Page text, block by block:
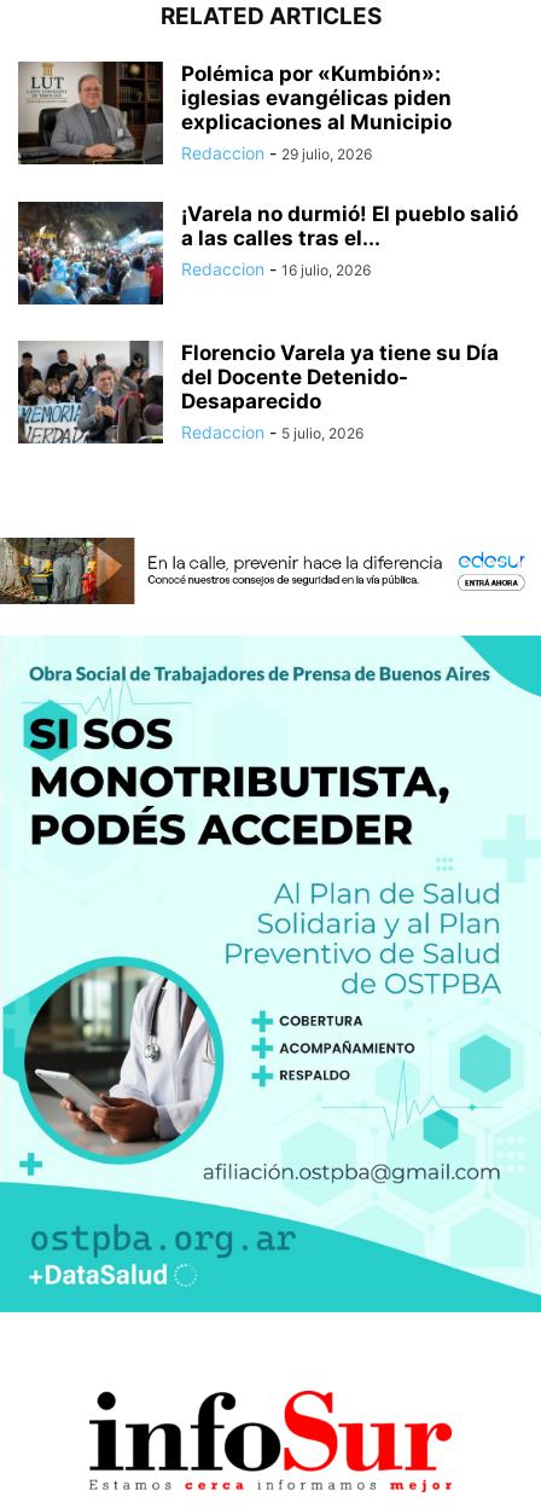
RELATED ARTICLES
Polémica por «Kumbión»:
iglesias evangélicas piden
explicaciones al Municipio
Redaccion - 29 julio, 2026
¡Varela no durmió! El pueblo salió
a las calles tras el...
Redaccion - 16 julio, 2026
Florencio Varela ya tiene su Día
del Docente Detenido-
Desaparecido
Redaccion - 5 julio, 2026